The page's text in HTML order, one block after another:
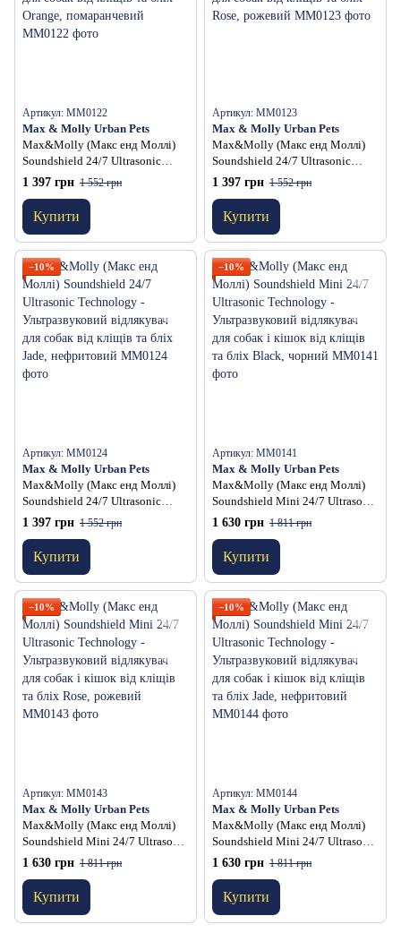
Артикул: MM0122
Max & Molly Urban Pets
Max&Molly (Макс енд Моллі)
Soundshield 24/7 Ultrasonic
Technology - Ультразвуковий
відлякувач для собак від кліщів
та бліх Orange, помаранчевий
1 397 грн 1 552 грн
Купити
Артикул: MM0123
Max & Molly Urban Pets
Max&Molly (Макс енд Моллі)
Soundshield 24/7 Ultrasonic
Technology - Ультразвуковий
відлякувач для собак від кліщів
та бліх Rose, рожевий
1 397 грн 1 552 грн
Купити
−10%
Артикул: MM0124
Max & Molly Urban Pets
Max&Molly (Макс енд Моллі)
Soundshield 24/7 Ultrasonic
Technology - Ультразвуковий
відлякувач для собак від кліщів
та бліх Jade, нефритовий
1 397 грн 1 552 грн
Купити
−10%
Артикул: MM0141
Max & Molly Urban Pets
Max&Molly (Макс енд Моллі)
Soundshield Mini 24/7 Ultrasonic
Technology - Ультразвуковий
відлякувач для собак і кішок від
кліщів та бліх Black, чорний
1 630 грн 1 811 грн
Купити
−10%
Артикул: MM0143
Max & Molly Urban Pets
Max&Molly (Макс енд Моллі)
Soundshield Mini 24/7 Ultrasonic
Technology - Ультразвуковий
відлякувач для собак і кішок від
кліщів та бліх Rose, рожевий
1 630 грн 1 811 грн
Купити
−10%
Артикул: MM0144
Max & Molly Urban Pets
Max&Molly (Макс енд Моллі)
Soundshield Mini 24/7 Ultrasonic
Technology - Ультразвуковий
відлякувач для собак і кішок від
кліщів та бліх Jade, нефритовий
1 630 грн 1 811 грн
Купити